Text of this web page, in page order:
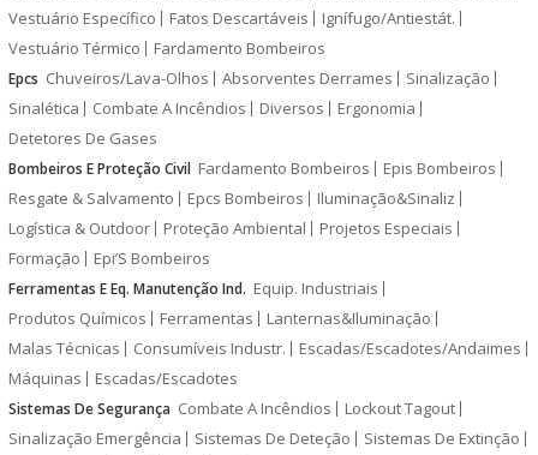
Vestuário Específico
Fatos Descartáveis
Ignífugo/Antiestát.
Vestuário Térmico
Fardamento Bombeiros
Epcs Chuveiros/Lava-Olhos Absorventes Derrames
Sinalização
Sinalética
Combate A Incêndios Diversos
Ergonomia
Detetores De Gases
Bombeiros E Proteção Civil Fardamento Bombeiros
Epis Bombeiros
Resgate & Salvamento
Epcs Bombeiros
Iluminação&Sinaliz
Logística & Outdoor
Proteção Ambiental
Projetos Especiais
Formação
Epi’S Bombeiros
Ferramentas E Eq. Manutenção Ind. Equip. Industriais
Produtos Químicos
Ferramentas
Lanternas&Iluminação
Malas Técnicas
Consumíveis Industr.
Escadas/Escadotes/Andaimes
Máquinas
Escadas/Escadotes
Sistemas De Segurança Combate A Incêndios
Lockout Tagout
Sinalização Emergência
Sistemas De Deteção
Sistemas De Extinção